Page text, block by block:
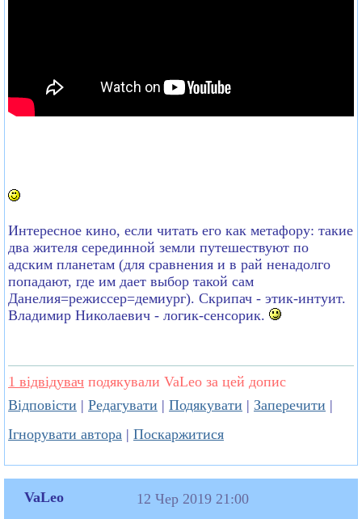
Интересное кино, если читать его как метафору: такие
два жителя серединной земли путешествуют по
адским планетам (для сравнения и в рай ненадолго
попадают, где им дает выбор такой сам
Данелия=режиссер=демиург). Скрипач - этик-интуит.
Владимир Николаевич - логик-сенсорик.
1 відвідувач подякували VaLeo за цей допис
Відповісти | Редагувати | Подякувати | Заперечити |
Ігнорувати автора | Поскаржитися
VaLeo
12 Чер 2019 21:00